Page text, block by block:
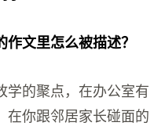
文里怎么被描述？
学的聚点，在办公室有
在你跟邻居家长碰面的